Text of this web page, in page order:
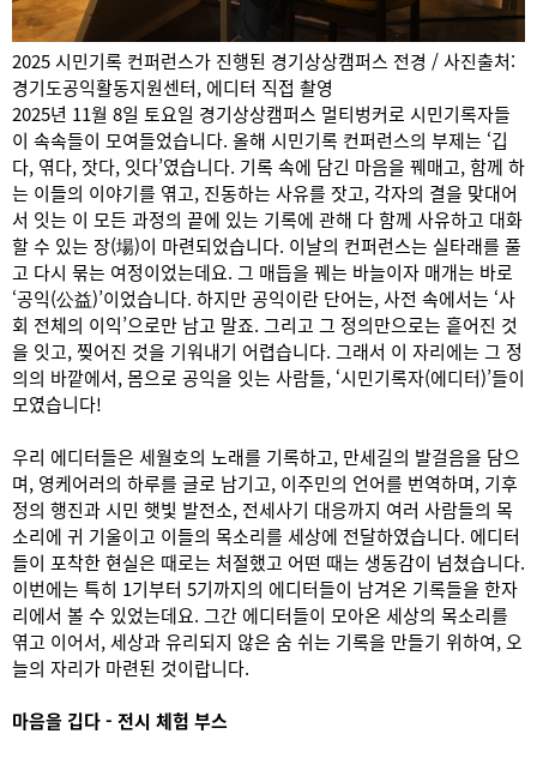
2025 시민기록 컨퍼런스가 진행된 경기상상캠퍼스 전경 / 사진출처:
경기도공익활동지원센터, 에디터 직접 촬영
2025년 11월 8일 토요일 경기상상캠퍼스 멀티벙커로 시민기록자들
이 속속들이 모여들었습니다. 올해 시민기록 컨퍼런스의 부제는 ‘깁
다, 엮다, 잣다, 잇다’였습니다. 기록 속에 담긴 마음을 꿰매고, 함께 하
는 이들의 이야기를 엮고, 진동하는 사유를 잣고, 각자의 결을 맞대어
서 잇는 이 모든 과정의 끝에 있는 기록에 관해 다 함께 사유하고 대화
할 수 있는 장(場)이 마련되었습니다. 이날의 컨퍼런스는 실타래를 풀
고 다시 묶는 여정이었는데요. 그 매듭을 꿰는 바늘이자 매개는 바로
‘공익(公益)’이었습니다. 하지만 공익이란 단어는, 사전 속에서는 ‘사
회 전체의 이익’으로만 남고 말죠. 그리고 그 정의만으로는 흩어진 것
을 잇고, 찢어진 것을 기워내기 어렵습니다. 그래서 이 자리에는 그 정
의의 바깥에서, 몸으로 공익을 잇는 사람들, ‘시민기록자(에디터)’들이
모였습니다!
우리 에디터들은 세월호의 노래를 기록하고, 만세길의 발걸음을 담으
며, 영케어러의 하루를 글로 남기고, 이주민의 언어를 번역하며, 기후
정의 행진과 시민 햇빛 발전소, 전세사기 대응까지 여러 사람들의 목
소리에 귀 기울이고 이들의 목소리를 세상에 전달하였습니다. 에디터
들이 포착한 현실은 때로는 처절했고 어떤 때는 생동감이 넘쳤습니다.
이번에는 특히 1기부터 5기까지의 에디터들이 남겨온 기록들을 한자
리에서 볼 수 있었는데요. 그간 에디터들이 모아온 세상의 목소리를
엮고 이어서, 세상과 유리되지 않은 숨 쉬는 기록을 만들기 위하여, 오
늘의 자리가 마련된 것이랍니다.
마음을 깁다 - 전시 체험 부스